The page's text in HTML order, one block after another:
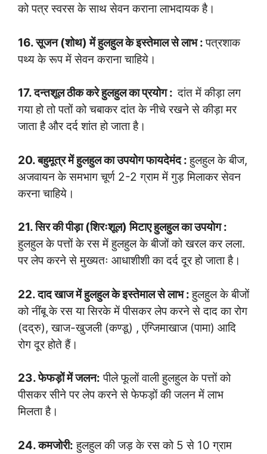
को पत्र स्वरस के साथ सेवन कराना लाभदायक है।
16. सूजन (शोथ) में हुलहुल के इस्तेमाल से लाभ :पत्रशाक
पथ्य के रूप में सेवन कराना चाहिये।
17. दन्तशूल ठीक करे हुलहुल का प्रयोग :दांत में कीड़ा लग
गया हो तो पतों को चबाकर दांत के नीचे रखने से कीड़ा मर
जाता है और दर्द शांत हो जाता है।
20. बहुमूत्र में हुलहुल का उपयोग फायदेमंद :हुलहुल के बीज,
अजवायन के समभाग चूर्ण 2-2 ग्राम में गुड़ मिलाकर सेवन
करना चाहिये।
21. सिर की पीड़ा (शिरःशूल) मिटाए हुलहुल का उपयोग :
हुलहुल के पत्तों के रस में हुलहुल के बीजों को खरल कर लला.
पर लेप करने से मुख्यतः आधाशीशी का दर्द दूर हो जाता है।
22. दाद खाज में हुलहुल के इस्तेमाल से लाभ :हुलहुल के बीजों
को नींबू के रस या सिरके में पीसकर लेप करने से दाद का रोग
(दद्रु), खाज-खुजली (कण्डू) , एंग्जिमाखाज (पामा) आदि
रोग दूर होते हैं।
23. फेफड़ों में जलन: पीले फूलों वाली हुलहुल के पत्तों को
पीसकर सीने पर लेप करने से फेफड़ों की जलन में लाभ
मिलता है।
24. कमजोरी: हुलहुल की जड़ के रस को 5 से 10 ग्राम